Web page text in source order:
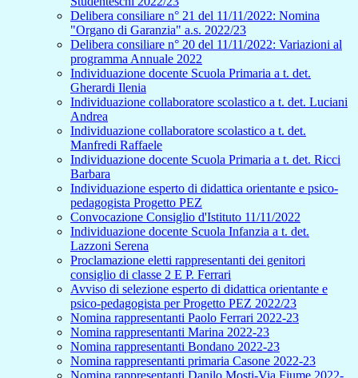
Delibera consiliare n° 21 del 11/11/2022: Nomina
"Organo di Garanzia" a.s. 2022/23
Delibera consiliare n° 20 del 11/11/2022: Variazioni al
programma Annuale 2022
Individuazione docente Scuola Primaria a t. det.
Gherardi Ilenia
Individuazione collaboratore scolastico a t. det. Luciani
Andrea
Individuazione collaboratore scolastico a t. det.
Manfredi Raffaele
Individuazione docente Scuola Primaria a t. det. Ricci
Barbara
Individuazione esperto di didattica orientante e psico-
pedagogista Progetto PEZ
Convocazione Consiglio d'Istituto 11/11/2022
Individuazione docente Scuola Infanzia a t. det.
Lazzoni Serena
Proclamazione eletti rappresentanti dei genitori
consiglio di classe 2 E P. Ferrari
Avviso di selezione esperto di didattica orientante e
psico-pedagogista per Progetto PEZ 2022/23
Nomina rappresentanti Paolo Ferrari 2022-23
Nomina rappresentanti Marina 2022-23
Nomina rappresentanti Bondano 2022-23
Nomina rappresentanti primaria Casone 2022-23